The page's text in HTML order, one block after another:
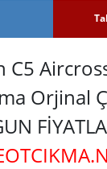
C5
Orjinal